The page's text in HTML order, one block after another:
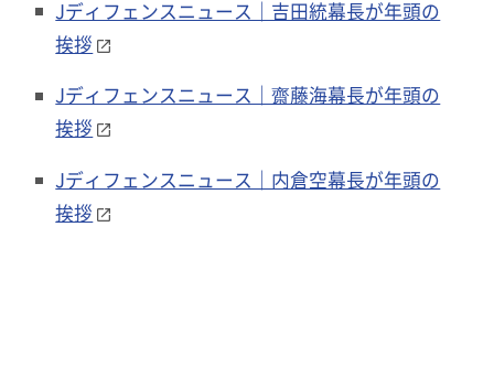
Jディフェンスニュース｜吉田統幕長が年頭の
挨拶
Jディフェンスニュース｜齋藤海幕長が年頭の
挨拶
Jディフェンスニュース｜内倉空幕長が年頭の
挨拶